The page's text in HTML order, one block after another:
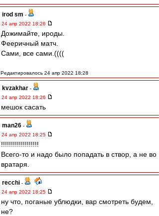
irod sm -
24 апр 2022 18:26
Дожимайте, ироды.
Фееричный матч.
Сами, все сами.((((
Редактировалось 24 апр 2022 18:28
kvzakhar -
24 апр 2022 18:26
мешок сасать
man26 -
24 апр 2022 18:25
!!!!!!!!!!!!!!!!!!!
Всего-то и надо было попадать в створ, а не во
вратаря.
recchi -
24 апр 2022 18:25
ну что, поганые ублюдки, вар смотреть будем,
не?